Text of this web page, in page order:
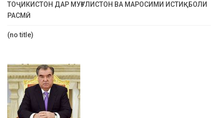
ТОҶИКИСТОН ДАР МУҒУЛИСТОН ВА МАРОСИМИ ИСТИҚБОЛИ
РАСМӢ
(no title)